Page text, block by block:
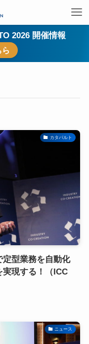
2026 開催情報
カタパルト
定型業務を自動化
実現する！（ICC
ニュース